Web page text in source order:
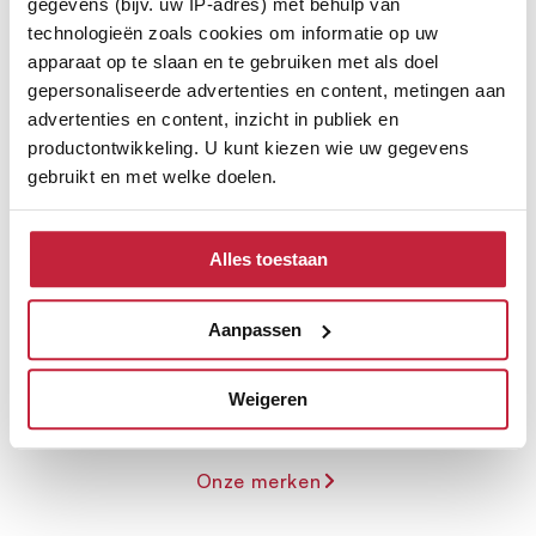
technologieën zoals cookies om informatie op uw
apparaat op te slaan en te gebruiken met als doel
gepersonaliseerde advertenties en content, metingen aan
advertenties en content, inzicht in publiek en
productontwikkeling. U kunt kiezen wie uw gegevens
gebruikt en met welke doelen.
Als u het toestaat, willen we ook graag:
Informatie verzamelen over uw geografische
locatie, die tot een paar meter nauwkeurig kan zijn
Uw apparaat identificeren door het actief te
scannen op specifieke eigenschappen (fingerprinting)
verwerkt en stel uw voorkeuren in het
U kunt uw toestemming op elk moment wijzigen of
intrekken in de Cookieverklaring.
Alles toestaan
Aanpassen
Weigeren
Ontdek de verschillende
Onze merken